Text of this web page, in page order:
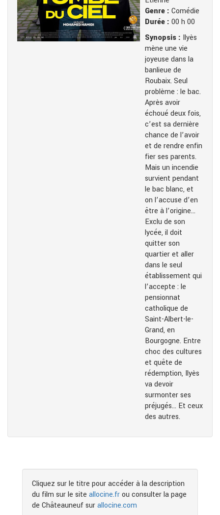
Genre : Comédie
Durée : 00 h 00
Synopsis : Ilyès
mène une vie
joyeuse dans la
banlieue de
Roubaix. Seul
problème : le bac.
Après avoir
échoué deux fois,
c’est sa dernière
chance de l’avoir
et de rendre enfin
fier ses parents.
Mais un incendie
survient pendant
le bac blanc, et
on l’accuse d’en
être à l’origine…
Exclu de son
lycée, il doit
quitter son
quartier et aller
dans le seul
établissement qui
l’accepte : le
pensionnat
catholique de
Saint-Albert-le-
Grand, en
Bourgogne. Entre
choc des cultures
et quête de
rédemption, Ilyès
va devoir
surmonter ses
préjugés… Et ceux
des autres.
Cliquez sur le titre pour accéder à la description
du film sur le site allocine.frou consulter la page
de Châteauneuf surallocine.com